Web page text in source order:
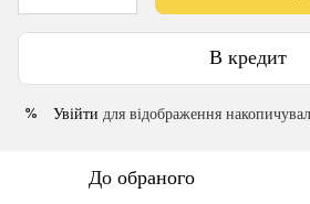
В кредит
% Увійти для відображення
До обраного